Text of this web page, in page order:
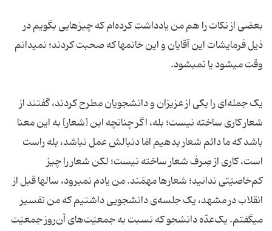
بعضی از نکات را هم من یادداشت کرده‌ام که چیزهایی بگویم در
ذیل فرمایشات این آقایان و این خانمها که صحبت کردند؛ نمیدانم
وقت میشود یا نمیشود.
یک جمله‌ای را یکی از عزیزان و دانشجویان مطرح کردند، گفتند از
شعار کاری ساخته نیست؛ بله، اگر چنانچه این [شعار] به این معنا
باشد که ما دائم شعار بدهیم امّا دنبالش عمل نباشد، بله راست
است، کاری از صِرف شعار ساخته نیست؛ لکن شعار را چیز
کم‌خاصیّتی ندانید؛ شعارها مهمّند. من یادم نمیرود، سالها قبل از
انقلاب در مشهد، یک جلسه‌ی دانشجویی داشتیم که من تفسیر
میگفتم. یک‌عدّه دانشجو که نسبت به جمعیّت‌های آن‌روز جمعیّت